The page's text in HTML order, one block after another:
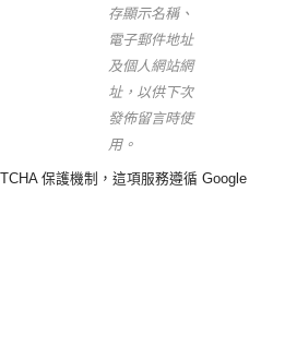
存顯示名稱、
電子郵件地址
及個人網站網
址，以供下次
發佈留言時使
用。
保護機制，這項服務遵循 Google